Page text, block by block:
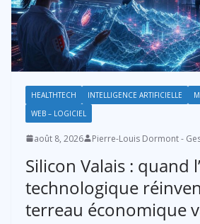
HEALTHTECH INTELLIGENCE ARTIFICIELLE
WEB – LOGICIEL
août 8, 2026 Pierre-Louis Dormont -
Silicon Valais : quand
technologique
terreau économique